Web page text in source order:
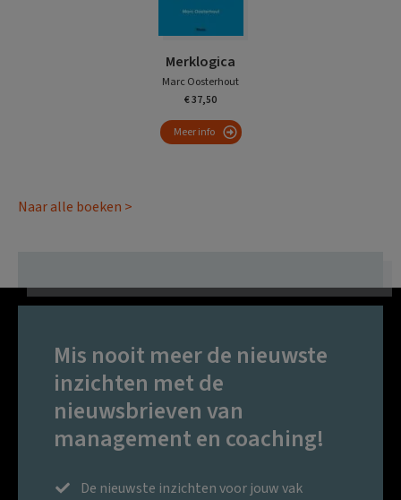
Merklogica
Marc Oosterhout
€ 37,50
Meer info
Naar alle boeken >
Mis nooit meer de nieuwste
inzichten met de
nieuwsbrieven van
management en coaching!
De nieuwste inzichten voor jouw vak